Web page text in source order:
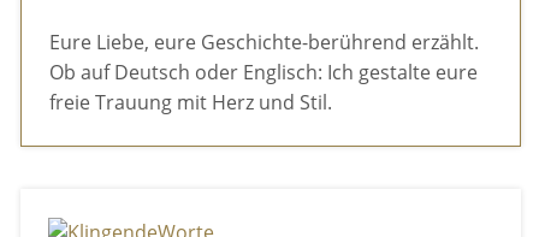
Eure Liebe, eure Geschichte-berührend erzählt.
Ob auf Deutsch oder Englisch: Ich gestalte eure
freie Trauung mit Herz und Stil.